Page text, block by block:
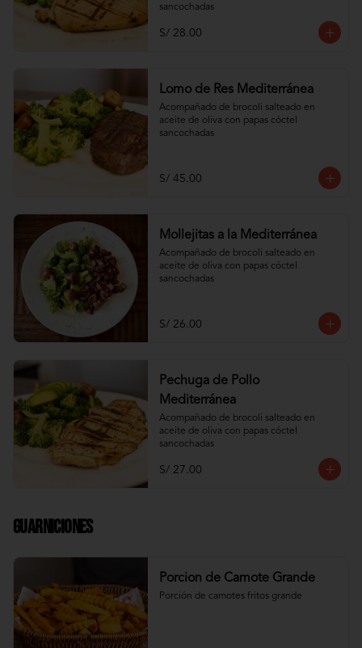
sancochadas
S/ 28.00
Lomo de Res Mediterránea
Acompañado de brocoli salteado en
aceite de oliva con papas cóctel
sancochadas
S/ 45.00
Mollejitas a la Mediterránea
Acompañado de brocoli salteado en
aceite de oliva con papas cóctel
sancochadas
S/ 26.00
Pechuga de Pollo
Mediterránea
Acompañado de brocoli salteado en
aceite de oliva con papas cóctel
sancochadas
S/ 27.00
Guarniciones
Porcion de Camote Grande
Porción de camotes fritos grande